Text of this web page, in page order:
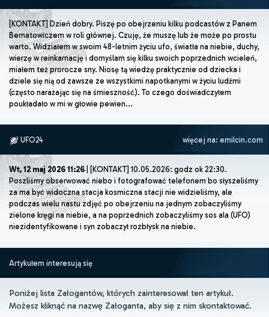
[KONTAKT] Dzień dobry. Piszę po obejrzeniu kilku podcastów z Panem
Bernatowiczem w roli głównej. Czuję, że muszę lub że może po prostu
warto. Widziałem w swoim 48-letnim życiu ufo, światła na niebie, duchy,
wierzę w reinkarnację i domyślam się kilku swoich poprzednich wcieleń,
miałem też prorocze sny. Niosę tą wiedzę praktycznie od dziecka i
dziele się nią od zawsze ze wszystkimi napotkanymi w życiu ludźmi
(często narażając się na śmieszność). To czego doświadczyłem
poukładało w mi w głowie pewien...
UFO24 więcej na: emilcin.com
Wt, 12 maj 2026 11:26 | [KONTAKT] 10.05.2026: godz ok 22:30.
Poszliśmy obserwować niebo i fotografować telefonem bo słyszeliśmy
za ma być widoczna stacja kosmiczna stacji nie widzieliśmy, ale
podczas wielu nastu zdjęć po obejrzeniu na jednym zobaczyliśmy
zielone kręgi na niebie, a na poprzednich zobaczyliśmy sos ala (UFO)
niezidentyfikowane i syn zobaczył rozbłysk na niebie.
Artykułem interesują się
Poniżej lista Załogantów, których zainteresował ten artykuł.
Możesz kliknąć na nazwę Załoganta, aby się z nim skontaktować.